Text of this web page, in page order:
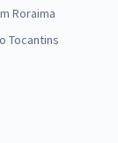
Roraima
Tocantins